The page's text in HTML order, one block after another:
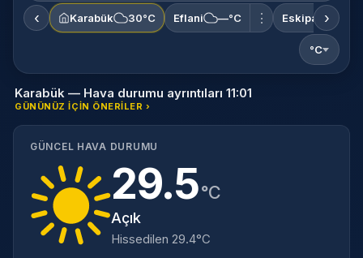
‹ Karabük 30°C Eflani —°C ⋮ Eskipazar
›
°C
Karabük — Hava durumu ayrıntıları 11:01
GÜNÜNÜZ IÇIN ÖNERILER ›
GÜNCEL HAVA DURUMU
29.5°C
Açık
Hissedilen 29.4°C